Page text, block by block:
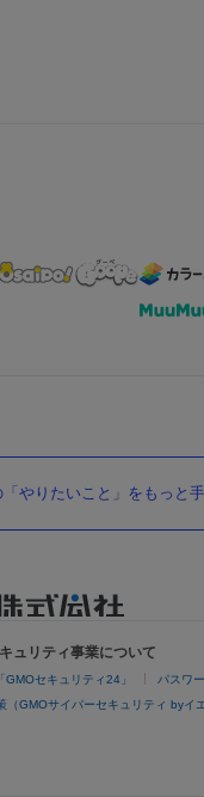
やりたいこと」をもっと
ュリティ事業について
セキュリティ24」 パスワ
（GMOサイバーセキュリティ byイエ